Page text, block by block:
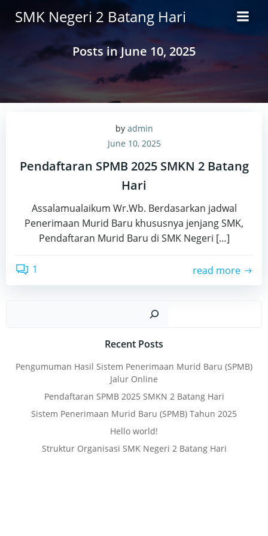
to
SMK Negeri 2 Batang Hari
Posts in June 10, 2025
by admin
June 10, 2025
Pendaftaran SPMB 2025 SMKN 2 Batang
Hari
Assalamualaikum Wr.Wb. Berdasarkan jadwal
Penerimaan Murid Baru khususnya jenjang SMK,
Pendaftaran Murid Baru di SMK Negeri […]
1 read more
Recent Posts
Pengumuman Hasil Sistem Penerimaan Murid Baru (SPMB)
Jalur Online
Pendaftaran SPMB 2025 SMKN 2 Batang Hari
Sistem Penerimaan Murid Baru (SPMB) Tahun 2025
Hello world!
Struktur Organisasi SMK Negeri 2 Batang Hari